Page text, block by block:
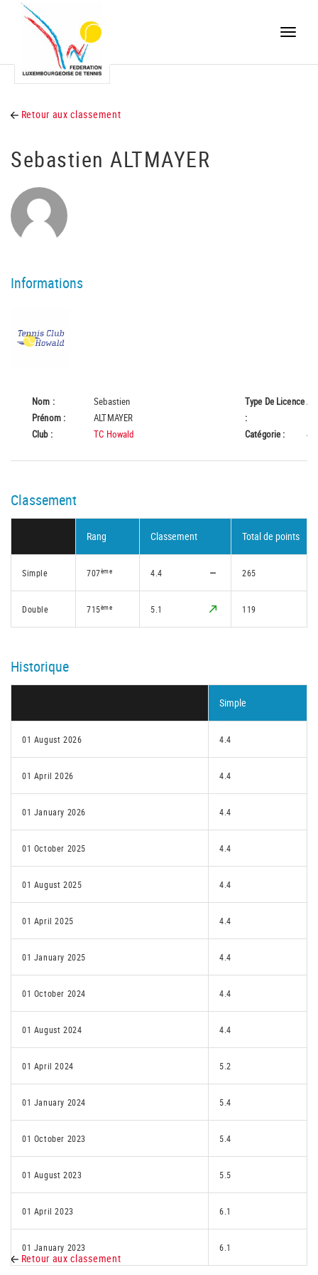
Toggle
Retour aux classement
Sebastien ALTMAYER
Informations
Nom :
Sebastien
Prénom :
ALTMAYER
Club :
TC Howald
Type De Licence
:
A
Catégorie :
Classement
Rang Classement Total de points
Simple 707ème 4.4 265
Double 715ème 5.1 119
Historique
Simple
01 August 2026 4.4
01 April 2026 4.4
01 January 2026 4.4
01 October 2025 4.4
01 August 2025 4.4
01 April 2025 4.4
01 January 2025 4.4
01 October 2024 4.4
01 August 2024 4.4
01 April 2024 5.2
01 January 2024 5.4
01 October 2023 5.4
01 August 2023 5.5
01 April 2023 6.1
01 January 2023 6.1
Retour aux classement